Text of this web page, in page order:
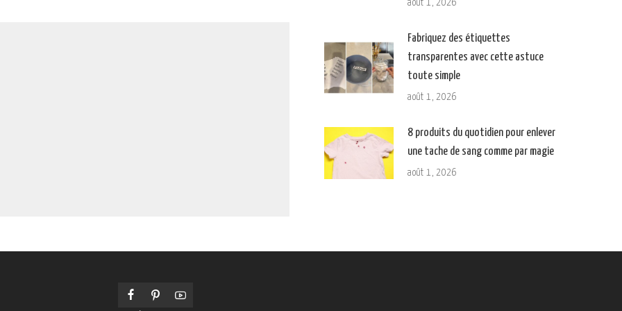
août 1, 2026
Fabriquez des étiquettes
transparentes avec cette astuce
toute simple
août 1, 2026
8 produits du quotidien pour enlever
une tache de sang comme par magie
août 1, 2026